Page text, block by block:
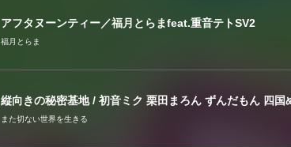
アフタヌーンティー／福月とらまfeat.重音テトSV2
福月とらま
縦向きの秘密基地 / 初音ミク 栗田まろん ずんだもん 四国
また切ない世界を生きる